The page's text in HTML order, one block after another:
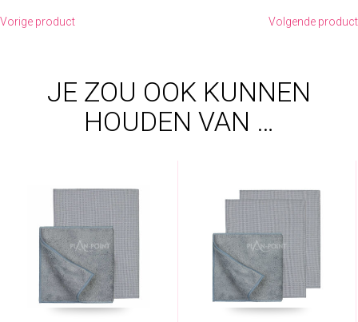
Vorige product Volgende product
JE ZOU OOK KUNNEN
HOUDEN VAN …